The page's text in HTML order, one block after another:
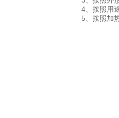
4、按照用
5、按照加